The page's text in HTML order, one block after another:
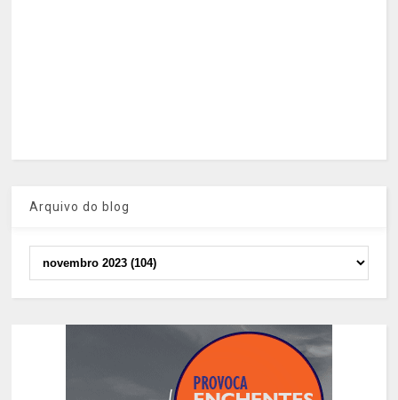
Arquivo do blog